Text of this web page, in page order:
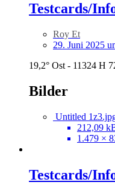
Testcards/
Roy Et
29. Juni 2025
19,2° Ost - 11324 H
Bilder
Untitled
212,09
1.479 ×
Testcards/